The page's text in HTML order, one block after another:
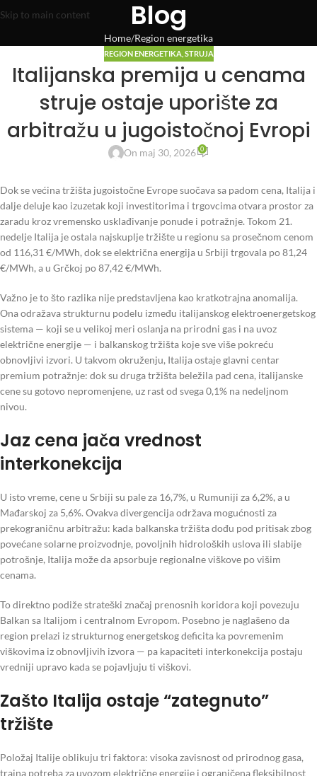
Skip to main content Blog
Home Region energetika
REGION ENERGETIKA, STRUJA
Italijanska premija u cenama
struje ostaje uporište za
arbitražu u jugoistočnoj Evropi
On maj 30, 2026 0
Dok se većina tržišta jugoistočne Evrope suočava sa padom cena, Italija i
dalje deluje kao izuzetak koji investitorima i trgovcima otvara prostor za
zaradu kroz vremensko usklađivanje ponude i potražnje. Tokom 21.
nedelje Italija je ostala najskuplje tržište u regionu sa prosečnom cenom
od 116,31 €/MWh, dok se električna energija u Srbiji trgovala po 81,24
€/MWh, a u Grčkoj po 87,42 €/MWh.
Važno je to što razlika nije predstavljena kao kratkotrajna anomalija.
Ona odražava strukturnu podelu između italijanskog elektroenergetskog
sistema — koji se u velikoj meri oslanja na prirodni gas i na uvoz
električne energije — i balkanskog tržišta koje sve više pokreću
obnovljivi izvori. U takvom okruženju, Italija ostaje glavni centar
premium potražnje: dok su druga tržišta beležila pad cena, italijanske
cene su gotovo nepromenjene, uz rast od svega 0,1% na nedeljnom
nivou.
Jaz cena jača vrednost
interkonekcija
U isto vreme, cene u Srbiji su pale za 16,7%, u Rumuniji za 6,2%, a u
Mađarskoj za 5,6%. Ovakva divergencija održava mogućnosti za
prekograničnu arbitražu: kada balkanska tržišta dođu pod pritisak zbog
povećane solarne proizvodnje, povoljnih hidroloških uslova ili slabije
potrošnje, Italija može da apsorbuje regionalne viškove po višim
cenama.
To direktno podiže strateški značaj prenosnih koridora koji povezuju
Balkan sa Italijom i centralnom Evropom. Posebno je naglašeno da
region prelazi iz strukturnog energetskog deficita ka povremenim
viškovima iz obnovljivih izvora — pa kapaciteti interkonekcija postaju
vredniji upravo kada se pojavljuju ti viškovi.
Zašto Italija ostaje “zategnuto”
tržište
Položaj Italije oblikuju tri faktora: visoka zavisnost od prirodnog gasa,
trajna potreba za uvozom električne energije i ograničena fleksibilnost